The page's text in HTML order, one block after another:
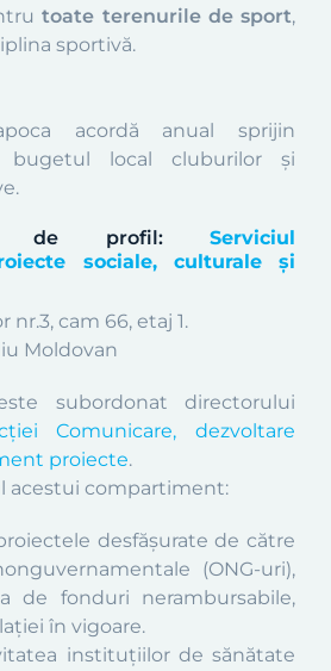
toate terenurile de sport,
sportivă.
acordă anual sprijin
local
cluburilor şi
de profil: Serviciul
sociale, culturale și
nr.3, cam 66, etaj 1.
Moldovan
subordonat directorului
Comunicare, dezvoltare
proiecte.
acestui compartiment:
desfășurate de către
(ONG-uri),
de fonduri nerambursabile,
în vigoare.
instituțiilor de sănătate